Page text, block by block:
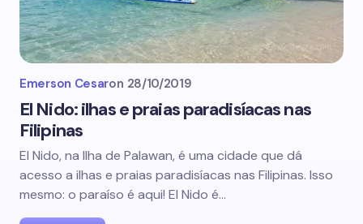
Emerson Cesaron 28/10/2019
El Nido: ilhas e praias paradisíacas nas
Filipinas
El Nido, na Ilha de Palawan, é uma cidade que dá
acesso a ilhas e praias paradisíacas nas Filipinas. Isso
mesmo: o paraíso é aqui! El Nido é…